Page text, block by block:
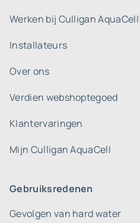
Werken bij Culligan AquaCell
Installateurs
Over ons
Verdien webshoptegoed
Klantervaringen
Mijn Culligan AquaCell
Gebruiksredenen
Gevolgen van hard water